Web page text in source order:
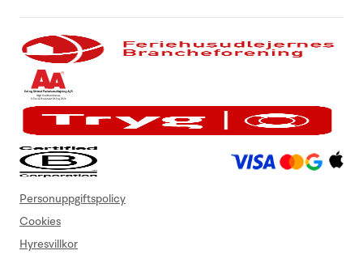
Personuppgiftspolicy
Cookies
Hyresvillkor